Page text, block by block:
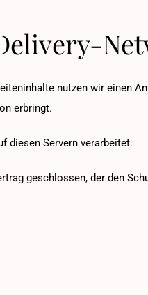
nutzen wir einen
erbringt.
diesen Servern verarbeitet.
geschlossen, der den